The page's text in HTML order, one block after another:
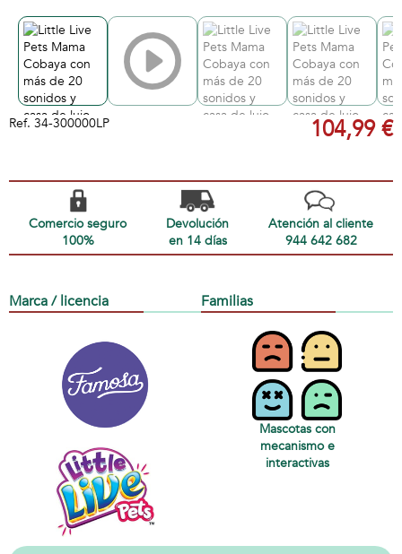
Ref. 34-300000LP 104,99 €
Comercio seguro
100%
Devolución
en 14 días
Atención al cliente
944 642 682
Marca / licencia Familias
Mascotas con
mecanismo e
interactivas